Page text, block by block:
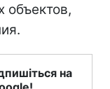
объектов,
на